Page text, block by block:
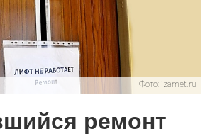
Родины — одно на
0
Фото: izamet.ru
ремонт